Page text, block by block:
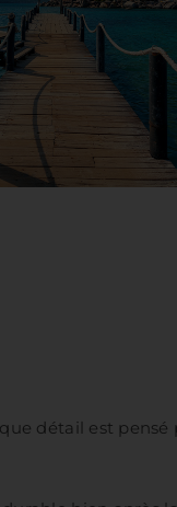
détail est pensé